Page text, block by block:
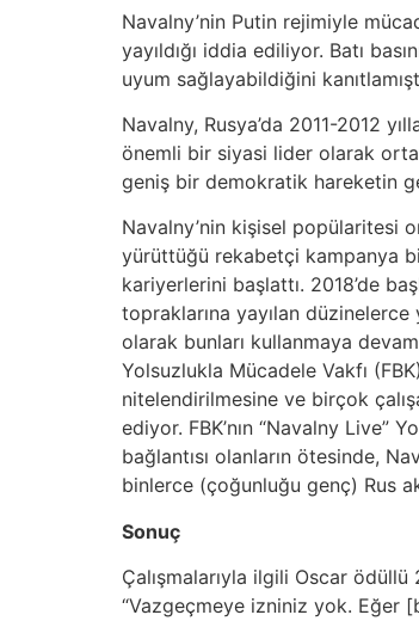
Navalny’nin Putin rejimiyle
yayıldığı iddia ediliyor. Batı
uyum sağlayabildiğini
Navalny, Rusya’da 2011-2012
önemli bir siyasi lider olarak
geniş bir demokratik hareketin
Navalny’nin kişisel popülaritesi
yürüttüğü rekabetçi kampanya
kariyerlerini başlattı. 2018’de
topraklarına yayılan
olarak bunları kullanmaya
Yolsuzlukla Mücadele Vakfı
nitelendirilmesine ve birçok
ediyor. FBK’nın “Navalny Live”
bağlantısı olanların ötesinde,
binlerce (çoğunluğu genç) Rus
Sonuç
Çalışmalarıyla ilgili Oscar
“Vazgeçmeye izniniz yok. Eğer